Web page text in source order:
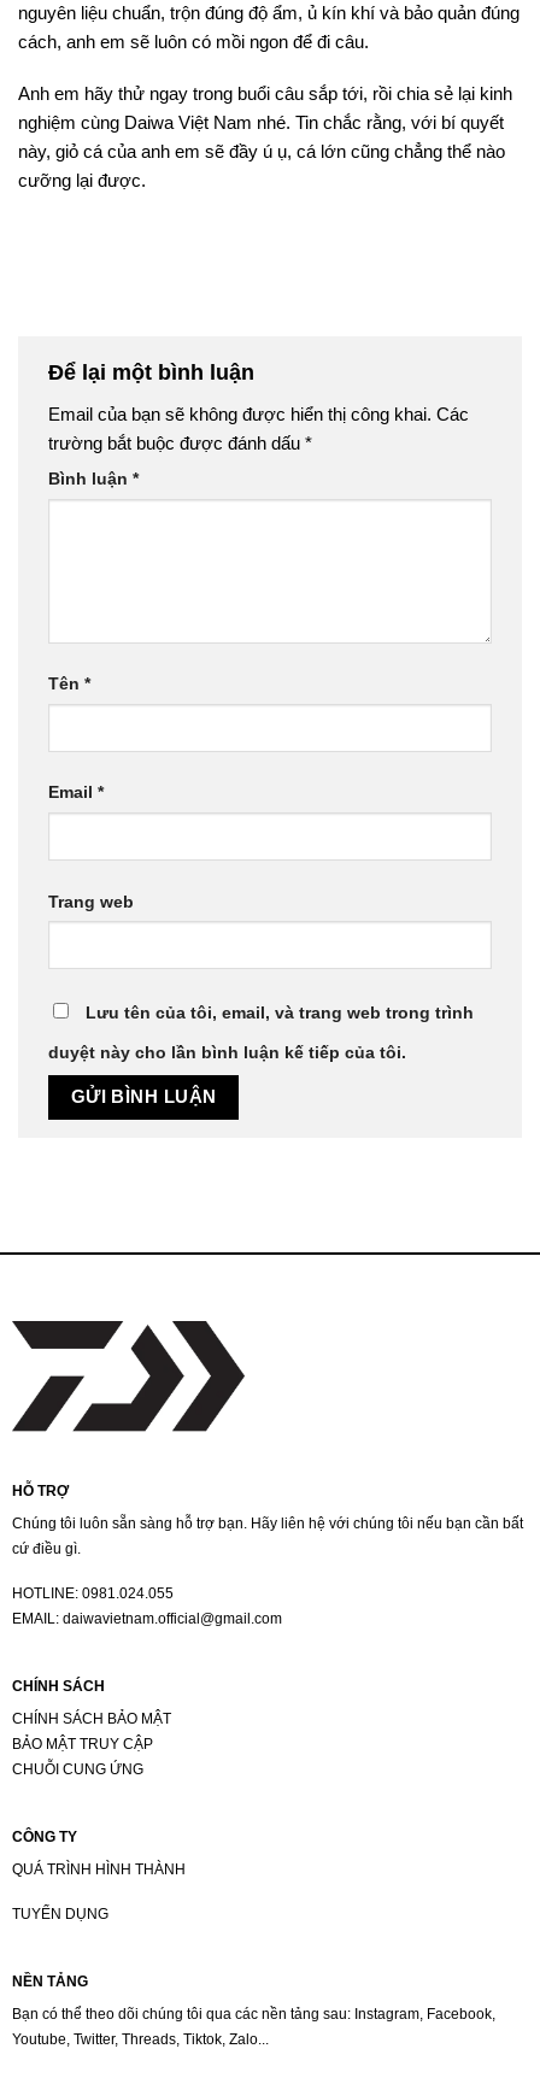
nguyên liệu chuẩn, trộn đúng độ ẩm, ủ kín khí và bảo quản đúng
cách, anh em sẽ luôn có mồi ngon để đi câu.
Anh em hãy thử ngay trong buổi câu sắp tới, rồi chia sẻ lại kinh
nghiệm cùng Daiwa Việt Nam nhé. Tin chắc rằng, với bí quyết
này, giỏ cá của anh em sẽ đầy ú ụ, cá lớn cũng chẳng thể nào
cưỡng lại được.
Để lại một bình luận
Email của bạn sẽ không được hiển thị công khai. Các
trường bắt buộc được đánh dấu *
Bình luận *
Tên *
Email *
Trang web
Lưu tên của tôi, email, và trang web trong trình
duyệt này cho lần bình luận kế tiếp của tôi.
HỖ TRỢ
Chúng tôi luôn sẵn sàng hỗ trợ bạn. Hãy liên hệ với chúng tôi nếu bạn cần bất
cứ điều gì.
HOTLINE: 0981.024.055
EMAIL: daiwavietnam.official@gmail.com
CHÍNH SÁCH
CHÍNH SÁCH BẢO MẬT
BẢO MẬT TRUY CẬP
CHUỖI CUNG ỨNG
CÔNG TY
QUÁ TRÌNH HÌNH THÀNH
TUYỂN DỤNG
NỀN TẢNG
Bạn có thể theo dõi chúng tôi qua các nền tảng sau: Instagram, Facebook,
Youtube, Twitter, Threads, Tiktok, Zalo...